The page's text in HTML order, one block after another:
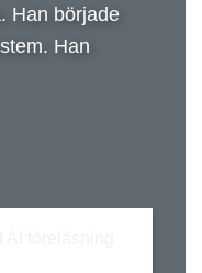
Han började
Han